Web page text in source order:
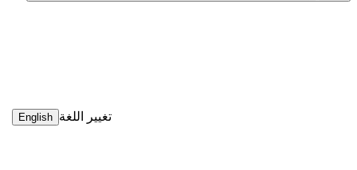
تغيير اللغة English